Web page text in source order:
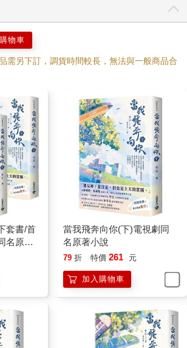
詞，改口道，「碰不到的。」
了一會兒，然後寬宏大量般地說：「好
係。」
「不然……」
出一句：「我們事件重演一下？」
此占我第二次便宜？」
」溫以凡好脾氣地說，「我只是覺得你說的
想證實一下。這樣你接下來住在這裡的時
人身安全是有保障的。」
以站起來一下嗎？」
稍仰頭，自顧自地看了她半晌。他倒也沒
到一邊，像是妥協般地站了起來。
倒。
頭，她的腦袋恰好在他下顎的位置。順著他
從下往上，從低頭看他變成仰頭。這角
到他所說的地方。
著他的唇角，立刻鬆了口氣，「我根本碰不
有誤會……除非是我踮腳，或者是你低頭
入他的視線之中。
現兩人的距離在不知不覺間拉近。
物車
需另下訂，調貨時間較長，無法與一般商品合
套書/首
名原著
當我飛奔向你(下)電視劇同
名原著小說
79 折 特價 261 元
加入購物車